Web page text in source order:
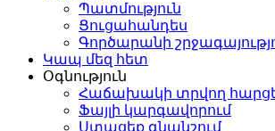
Պատմություն
Ցուցահանդես
Գործարանի
Կապ մեզ հետ
Օգնություն
Հաճախակի տրվող
Ֆայլի կարգավորում
Ստացեք գնանշում